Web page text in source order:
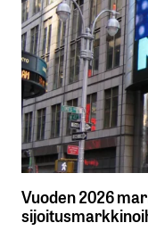
Vuoden 2026